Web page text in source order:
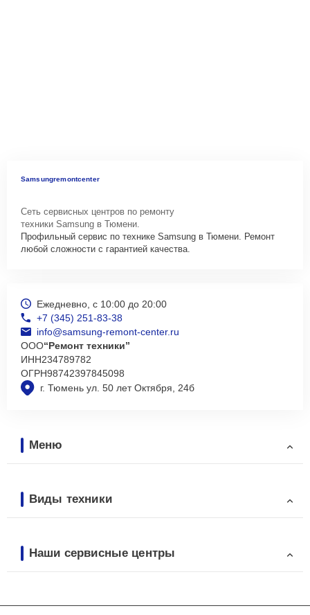
Samsungremontcenter
Сеть сервисных центров по ремонту
техники Samsung в Тюмени.
Профильный сервис по технике Samsung в Тюмени. Ремонт
любой сложности с гарантией качества.
г. Тюмень ул. 50 лет Октября, 24б
Ежедневно, с 10:00 до 20:00
+7 (345) 251-83-38
info@samsung-remont-center.ru
ООО“Ремонт техники”
ИНН234789782
ОГРН98742397845098
Меню
Виды техники
Наши сервисные центры